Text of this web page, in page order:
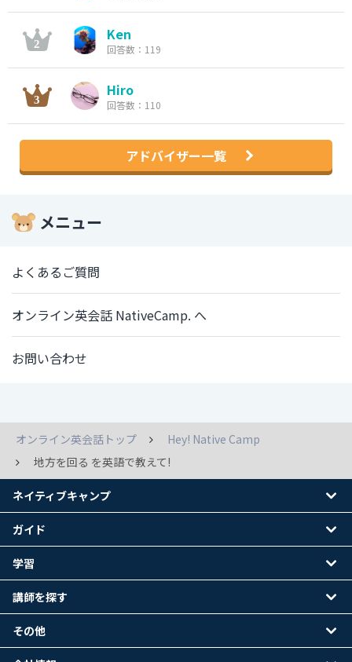
Ken
回答数：119
Hiro
回答数：110
アドバイザー一覧
メニュー
よくあるご質問
オンライン英会話 NativeCamp. へ
お問い合わせ
オンライン英会話トップ
Hey! Native Camp
地方を回る を英語で教えて!
ネイティブキャンプ
ガイド
学習
講師を探す
その他